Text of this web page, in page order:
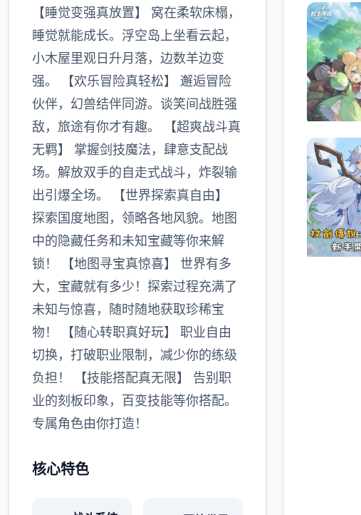
【睡觉变强真放置】 窝在柔软床榻，
睡觉就能成长。浮空岛上坐看云起，
小木屋里观日升月落，边数羊边变
强。 【欢乐冒险真轻松】 邂逅冒险
伙伴，幻兽结伴同游。谈笑间战胜强
敌，旅途有你才有趣。 【超爽战斗真
无羁】 掌握剑技魔法，肆意支配战
场。解放双手的自走式战斗，炸裂输
出引爆全场。 【世界探索真自由】
探索国度地图，领略各地风貌。地图
中的隐藏任务和未知宝藏等你来解
锁！ 【地图寻宝真惊喜】 世界有多
大，宝藏就有多少！探索过程充满了
未知与惊喜，随时随地获取珍稀宝
物！ 【随心转职真好玩】 职业自由
切换，打破职业限制，减少你的练级
负担！ 【技能搭配真无限】 告别职
业的刻板印象，百变技能等你搭配。
专属角色由你打造！
核心特色